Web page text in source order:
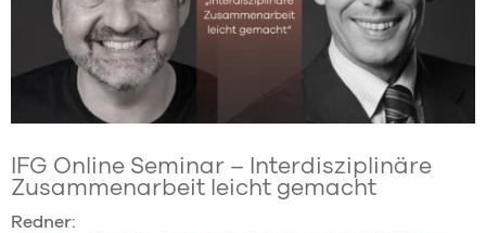
IFG Online Seminar – Interdisziplinäre
Zusammenarbeit leicht gemacht
Redner: